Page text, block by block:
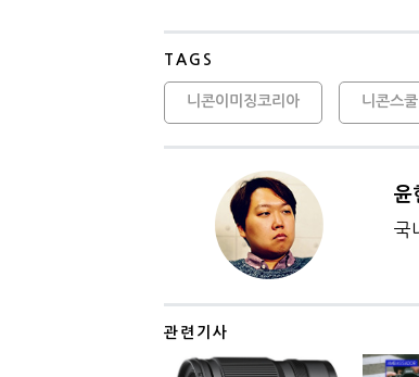
TAGS
니콘이미징코리아 니콘스쿨
윤
국
관련기사